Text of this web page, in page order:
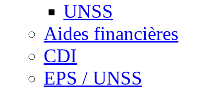
UNSS
Aides financières
CDI
EPS / UNSS